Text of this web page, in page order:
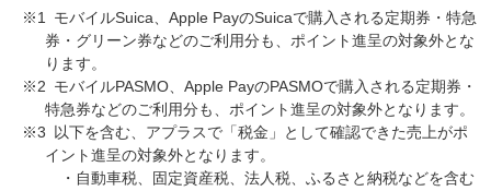
※1
モバイルSuica、Apple PayのSuicaで購入される定期券・特急
券・グリーン券などのご利用分も、ポイント進呈の対象外とな
ります。
※2 モバイルPASMO、Apple PayのPASMOで購入される定期券・
特急券などのご利用分も、ポイント進呈の対象外となります。
※3
以下を含む、アプラスで「税金」として確認できた売上がポ
イント進呈の対象外となります。
・自動車税、固定資産税、法人税、ふるさと納税などを含む